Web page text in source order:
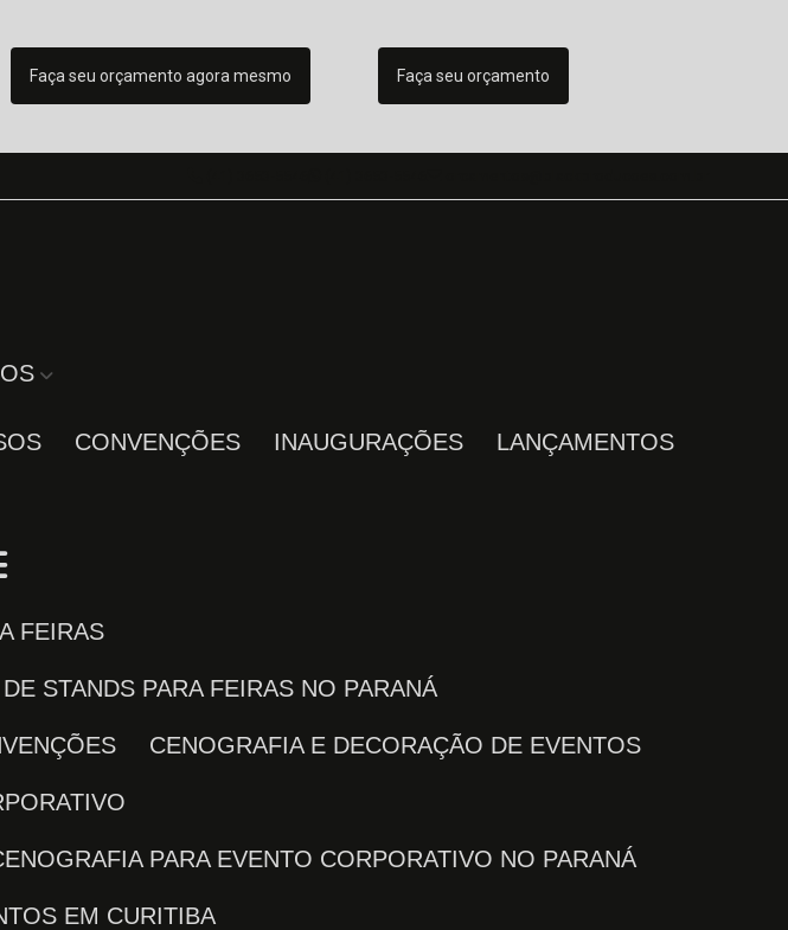
Faça seu orçamento agora mesmo Faça seu orçamento
CONVENÇÕES INAUGURAÇÕES LANÇAMENTOS
FEIRAS
DE STANDS PARA FEIRAS NO PARANÁ
CENOGRAFIA E DECORAÇÃO DE EVENTOS
CENOGRAFIA PARA EVENTO CORPORATIVO NO PARANÁ
EM CURITIBA